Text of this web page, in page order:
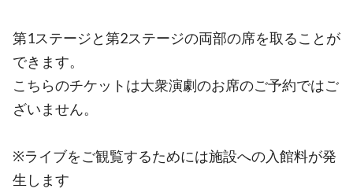
第1ステージと第2ステージの両部の席を取ることが
できます。
こちらのチケットは大衆演劇のお席のご予約ではご
ざいません。
※ライブをご観覧するためには施設への入館料が発
生します